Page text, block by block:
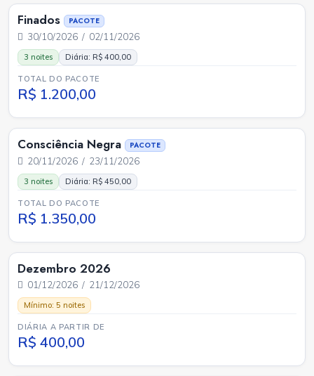
Finados PACOTE
30/10/2026 / 02/11/2026
3 noites Diária: R$ 400,00
TOTAL DO PACOTE
R$ 1.200,00
Consciência Negra PACOTE
20/11/2026 / 23/11/2026
3 noites Diária: R$ 450,00
TOTAL DO PACOTE
R$ 1.350,00
Dezembro 2026
01/12/2026 / 21/12/2026
Mínimo: 5 noites
DIÁRIA A PARTIR DE
R$ 400,00